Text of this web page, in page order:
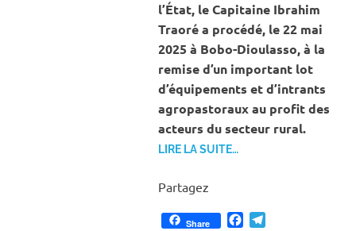
l’État, le Capitaine Ibrahim
Traoré a procédé, le 22 mai
2025 à Bobo-Dioulasso, à la
remise d’un important lot
d’équipements et d’intrants
agropastoraux au profit des
acteurs du secteur rural.
LIRE LA SUITE…
Partagez
Share Facebook